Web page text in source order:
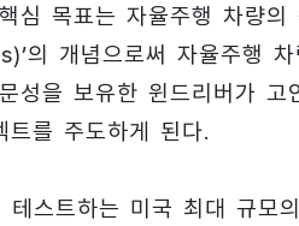
심 목표는 자율주행 차량
의 개념으로써 자율주행
성을 보유한 윈드리버가
트를 주도하게 된다.
스트하는 미국 최대 규모